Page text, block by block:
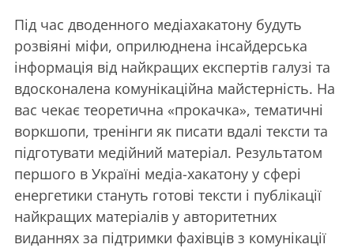
Під час дводенного медіахакатону будуть
розвіяні міфи, оприлюднена інсайдерська
інформація від найкращих експертів галузі та
вдосконалена комунікаційна майстерність. На
вас чекає теоретична «прокачка», тематичні
воркшопи, тренінги як писати вдалі тексти та
підготувати медійний матеріал. Результатом
першого в Україні медіа-хакатону у сфері
енергетики стануть готові тексти і публікації
найкращих матеріалів у авторитетних
виданнях за підтримки фахівців з комунікації